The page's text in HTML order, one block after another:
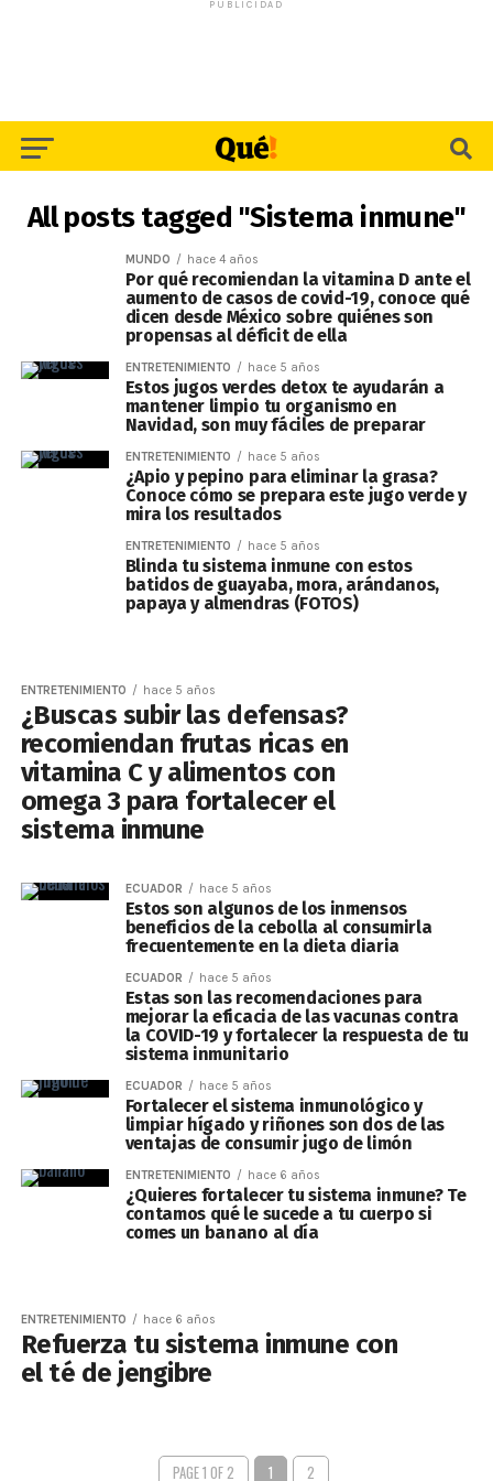
PUBLICIDAD
All posts tagged "Sistema inmune"
MUNDO hace 4 años
Por qué recomiendan la vitamina D ante el
aumento de casos de covid-19, conoce qué
dicen desde México sobre quiénes son
propensas al déficit de ella
ENTRETENIMIENTO hace 5 años
Estos jugos verdes detox te ayudarán a
mantener limpio tu organismo en
Navidad, son muy fáciles de preparar
ENTRETENIMIENTO hace 5 años
¿Apio y pepino para eliminar la grasa?
Conoce cómo se prepara este jugo verde y
mira los resultados
ENTRETENIMIENTO hace 5 años
Blinda tu sistema inmune con estos
batidos de guayaba, mora, arándanos,
papaya y almendras (FOTOS)
ENTRETENIMIENTO hace 5 años
¿Buscas subir las defensas?
recomiendan frutas ricas en
vitamina C y alimentos con
omega 3 para fortalecer el
sistema inmune
ECUADOR hace 5 años
Estos son algunos de los inmensos
beneficios de la cebolla al consumirla
frecuentemente en la dieta diaria
ECUADOR hace 5 años
Estas son las recomendaciones para
mejorar la eficacia de las vacunas contra
la COVID-19 y fortalecer la respuesta de tu
sistema inmunitario
ECUADOR hace 5 años
Fortalecer el sistema inmunológico y
limpiar hígado y riñones son dos de las
ventajas de consumir jugo de limón
ENTRETENIMIENTO hace 6 años
¿Quieres fortalecer tu sistema inmune? Te
contamos qué le sucede a tu cuerpo si
comes un banano al día
ENTRETENIMIENTO hace 6 años
Refuerza tu sistema inmune con
el té de jengibre
PAGE 1 OF 2 1 2